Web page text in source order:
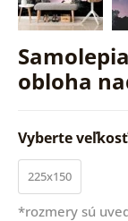
obloha
Vyberte
225x150
*rozmery sú